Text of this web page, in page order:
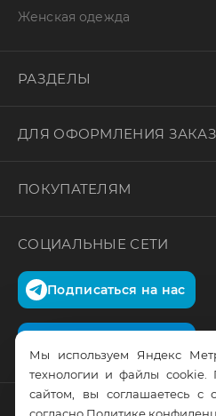
Женская одежда
РАЗДЕЛЫ
ДЛЯ ОФОРМЛЕНИЯ
ПОКУПАТЕЛЯМ
СОЦИАЛЬНЫЕ СЕТИ
Подписаться на нас
Мы используем Яндекс
технологии и файлы cookie.
сайтом, вы соглашаетесь с